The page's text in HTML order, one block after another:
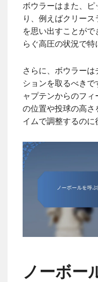
ボウラーはまた、
り、例えばクリー
を思い出すことが
らぐ高圧の状況で特
さらに、ボウラー
ションを取るべき
ャプテンからのフ
の位置や投球の高さ
イムで調整するのに
ノーボー